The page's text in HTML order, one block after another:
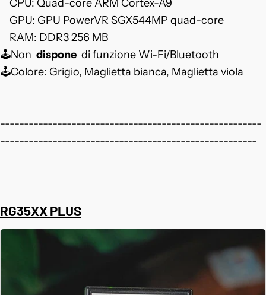
CPU: Quad-core ARM Cortex-A9
GPU: GPU PowerVR SGX544MP quad-core
RAM: DDR3 256 MB
🕹️Non dispone di funzione Wi-Fi/Bluetooth
🕹️Colore: Grigio, Maglietta bianca, Maglietta viola
-------------------------------------------------------
------------------------------------------------------
RG35XX PLUS